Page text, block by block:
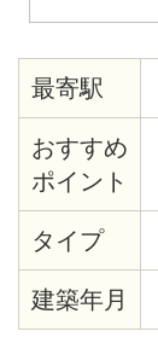
最寄駅
おすすめ
ポイント
タイプ
建築年月